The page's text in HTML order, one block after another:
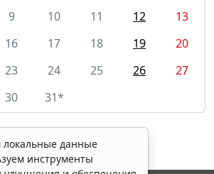
9 10 11 12
13
16 17 18 19
20
23 24 25 26
27
30 31*
данные
инструменты